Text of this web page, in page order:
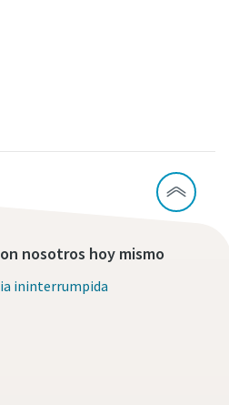
nosotros hoy mismo
ininterrumpida